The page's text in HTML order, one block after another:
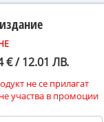
€ / 12.01 ЛВ.
не се прилагат
участва в промоции